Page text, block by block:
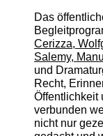
Das
Cerizza,
Salemy,
und
Recht,
Öffentlichkeit
verbunden
nicht nur